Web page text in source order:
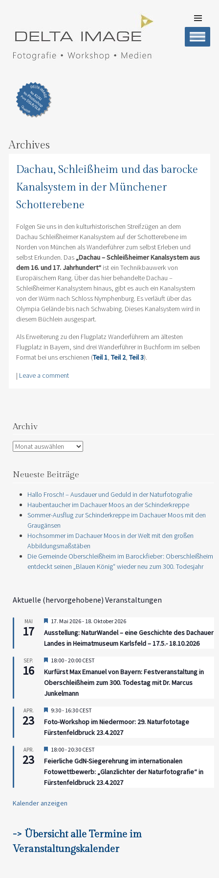
CONTENT
Archives
Dachau, Schleißheim und das barocke
Kanalsystem in der Münchener
Schotterebene
Folgen Sie uns in den kulturhistorischen Streifzügen an dem
Dachau Schleißheimer Kanalsystem auf der Schotterebene im
Norden von München als Wanderführer zum selbst Erleben und
selbst Erkunden. Das „Dachau – Schleißheimer Kanalsystem aus
dem 16. und 17. Jahrhundert“ist ein Technikbauwerk von
Europäischem Rang. Über das hier behandelte Dachau –
Schleißheimer Kanalsystem hinaus, gibt es auch ein Kanalsystem
von der Würm nach Schloss Nymphenburg. Es verläuft über das
Olympia Gelände bis nach Schwabing. Dieses Kanalsystem wird in
diesem Büchlein ausgespart.
Als Erweiterung zu den Flugplatz Wanderführern am ältesten
Flugplatz in Bayern, sind drei Wanderführer in Buchform im selben
Format bei uns erschienen (Teil 1, Teil 2, Teil 3).
| Leave a comment
Archiv
Archiv
Neueste Beiträge
Hallo Frosch! – Ausdauer und Geduld in der Naturfotografie
Haubentaucher im Dachauer Moos an der Schinderkreppe
Sommer-Ausflug zur Schinderkreppe im Dachauer Moos mit den
Graugänsen
Hochsommer im Dachauer Moos in der Welt mit den großen
Abbildungsmaßstäben
Die Gemeinde Oberschleißheim im Barockfieber: Oberschleißheim
entdeckt seinen „Blauen König“ wieder neu zum 300. Todesjahr
Aktuelle (hervorgehobene) Veranstaltungen
MAI
17
Hervorgehoben
17. Mai 2026- 18. Oktober 2026
Ausstellung: NaturWandel – eine Geschichte des Dachauer
Landes in Heimatmuseum Karlsfeld – 17.5.- 18.10.2026
SEP.
16
Hervorgehoben
18:00-20:00 CEST
Kurfürst Max Emanuel von Bayern: Festveranstaltung in
Oberschleißheim zum 300. Todestag mit Dr. Marcus
Junkelmann
APR.
23
Hervorgehoben
9:30- 16:30 CEST
Foto-Workshop im Niedermoor: 29. Naturfototage
Fürstenfeldbruck 23.4.2027
APR.
23
Hervorgehoben
18:00-20:30 CEST
Feierliche GdN-Siegerehrung im internationalen
Fotowettbewerb: „Glanzlichter der Naturfotografie“ in
Fürstenfeldbruck 23.4.2027
Kalender anzeigen
-> Übersicht alle Termine im
Veranstaltungskalender